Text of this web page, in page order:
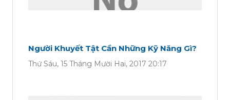
Người Khuyết Tật Cần Những Kỹ Năng Gì?
Thứ Sáu, 15 Tháng Mười Hai, 2017 20:17